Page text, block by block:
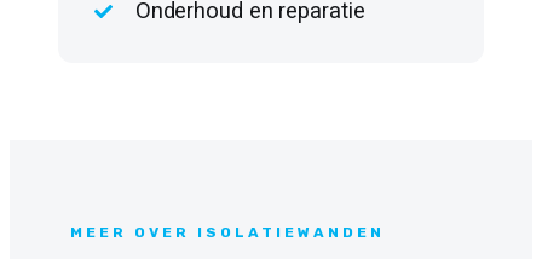
Onderhoud en reparatie
MEER OVER ISOLATIEWANDEN